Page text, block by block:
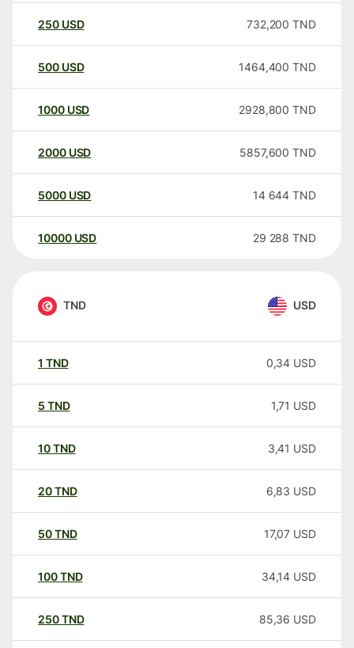
250 USD 732,200 TND
500 USD 1464,400 TND
1000 USD 2928,800 TND
2000 USD 5857,600 TND
5000 USD 14 644 TND
10000 USD 29 288 TND
TND USD
1 TND 0,34 USD
5 TND 1,71 USD
10TND 3,41 USD
20TND 6,83 USD
50TND 17,07 USD
100TND 34,14 USD
250TND 85,36 USD